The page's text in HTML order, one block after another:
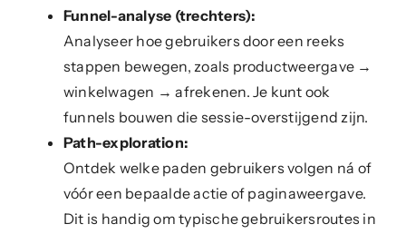
Funnel-analyse (trechters):
Analyseer hoe gebruikers door een reeks
stappen bewegen, zoals productweergave →
winkelwagen → afrekenen. Je kunt ook
funnels bouwen die sessie-overstijgend zijn.
Path-exploration:
Ontdek welke paden gebruikers volgen ná of
vóór een bepaalde actie of paginaweergave.
Dit is handig om typische gebruikersroutes in